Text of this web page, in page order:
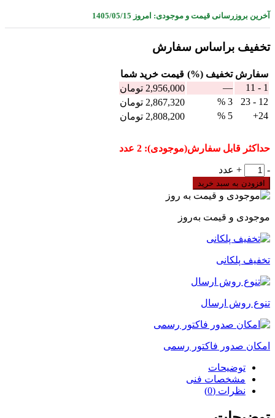
آخرین بروزرسانی قیمت و موجودی: امروز 1405/05/15
تخفیف براساس سفارش
سفارش تخفیف (%) قيمت خرید شما
1 - 11
—
2,956,000 تومان
12 - 23
3 %
2,867,320 تومان
24+
5 %
2,808,200 تومان
حداکثر قابل سفارش(موجودی): 2 عدد
ساعت
فرمان
دو
12JN5
امواج
TSJN-
عدد
-
+ عدد
افزودن به سبد خرید
موجودی و قیمت به‌روز
تخفیف پلکانی
تنوع روش ارسال
امکان صدور فاکتور رسمی
توضیحات
مشخصات فنی
نظرات (0)